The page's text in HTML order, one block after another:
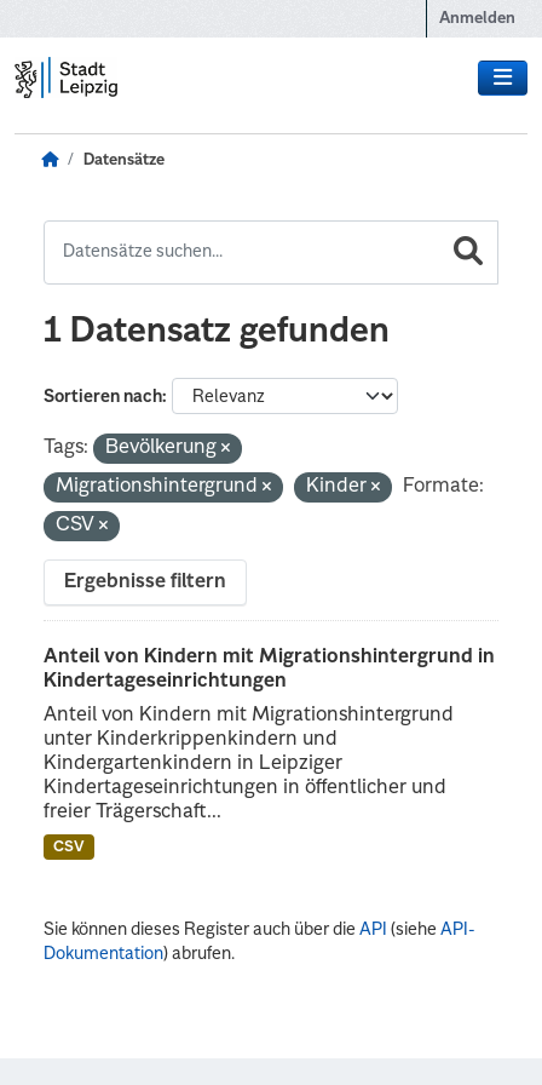
Anmelden
Datensätze
1 Datensatz gefunden
Sortieren nach
Tags:
Bevölkerung
Migrationshintergrund
Kinder
Formate:
CSV
Ergebnisse filtern
Anteil von Kindern mit Migrationshintergrund in
Kindertageseinrichtungen
Anteil von Kindern mit Migrationshintergrund
unter Kinderkrippenkindern und
Kindergartenkindern in Leipziger
Kindertageseinrichtungen in öffentlicher und
freier Trägerschaft...
CSV
Sie können dieses Register auch über dieAPI (sieheAPI-
Dokumentation) abrufen.